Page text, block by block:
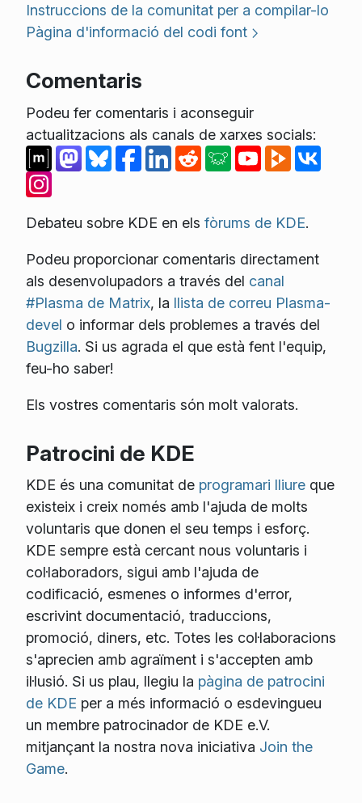
Instruccions de la comunitat per a compilar-lo
Pàgina d'informació del codi font
Comentaris
Podeu fer comentaris i aconseguir
actualitzacions als canals de xarxes socials:
Debateu sobre KDE en els fòrums de KDE.
Podeu proporcionar comentaris directament
als desenvolupadors a través del canal
#Plasma de Matrix, la llista de correu Plasma-
devel o informar dels problemes a través del
Bugzilla. Si us agrada el que està fent l'equip,
feu-ho saber!
Els vostres comentaris són molt valorats.
Patrocini de KDE
KDE és una comunitat de programari lliureque
existeix i creix només amb l'ajuda de molts
voluntaris que donen el seu temps i esforç.
KDE sempre està cercant nous voluntaris i
col·laboradors, sigui amb l'ajuda de
codificació, esmenes o informes d'error,
escrivint documentació, traduccions,
promoció, diners, etc. Totes les col·laboracions
s'aprecien amb agraïment i s'accepten amb
il·lusió. Si us plau, llegiu la pàgina de patrocini
de KDE per a més informació o esdevingueu
un membre patrocinador de KDE e.V.
mitjançant la nostra nova iniciativa Join the
Game.